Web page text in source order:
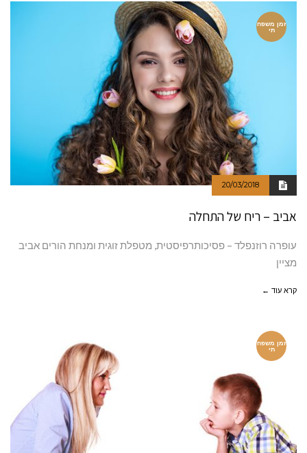
זמן משפח
תי
20/03/2018
אביב – ריח של התחלה
עופרה רוזנפלד – פסיכותרפיסטית, מטפלת זוגית ומנחת הורים אביב
מציין
קרא עוד ←
זמן משפח
תי